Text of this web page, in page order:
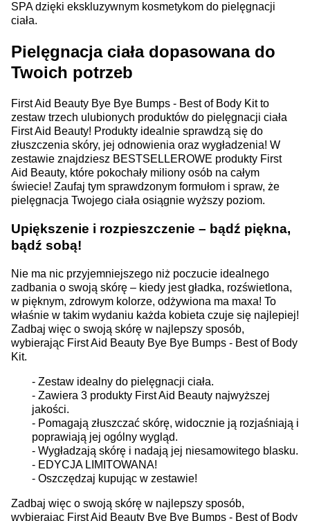
SPA dzięki ekskluzywnym kosmetykom do pielęgnacji
ciała.
Pielęgnacja ciała dopasowana do
Twoich potrzeb
First Aid Beauty Bye Bye Bumps - Best of Body Kit to
zestaw trzech ulubionych produktów do pielęgnacji ciała
First Aid Beauty! Produkty idealnie sprawdzą się do
złuszczenia skóry, jej odnowienia oraz wygładzenia! W
zestawie znajdziesz BESTSELLEROWE produkty First
Aid Beauty, które pokochały miliony osób na całym
świecie! Zaufaj tym sprawdzonym formułom i spraw, że
pielęgnacja Twojego ciała osiągnie wyższy poziom.
Upiększenie i rozpieszczenie – bądź piękna,
bądź sobą!
Nie ma nic przyjemniejszego niż poczucie idealnego
zadbania o swoją skórę – kiedy jest gładka, rozświetlona,
w pięknym, zdrowym kolorze, odżywiona ma maxa! To
właśnie w takim wydaniu każda kobieta czuje się najlepiej!
Zadbaj więc o swoją skórę w najlepszy sposób,
wybierając First Aid Beauty Bye Bye Bumps - Best of Body
Kit.
- Zestaw idealny do pielęgnacji ciała.
- Zawiera 3 produkty First Aid Beauty najwyższej
jakości.
- Pomagają złuszczać skórę, widocznie ją rozjaśniają i
poprawiają jej ogólny wygląd.
- Wygładzają skórę i nadają jej niesamowitego blasku.
- EDYCJA LIMITOWANA!
- Oszczędzaj kupując w zestawie!
Zadbaj więc o swoją skórę w najlepszy sposób,
wybierając First Aid Beauty Bye Bye Bumps - Best of Body